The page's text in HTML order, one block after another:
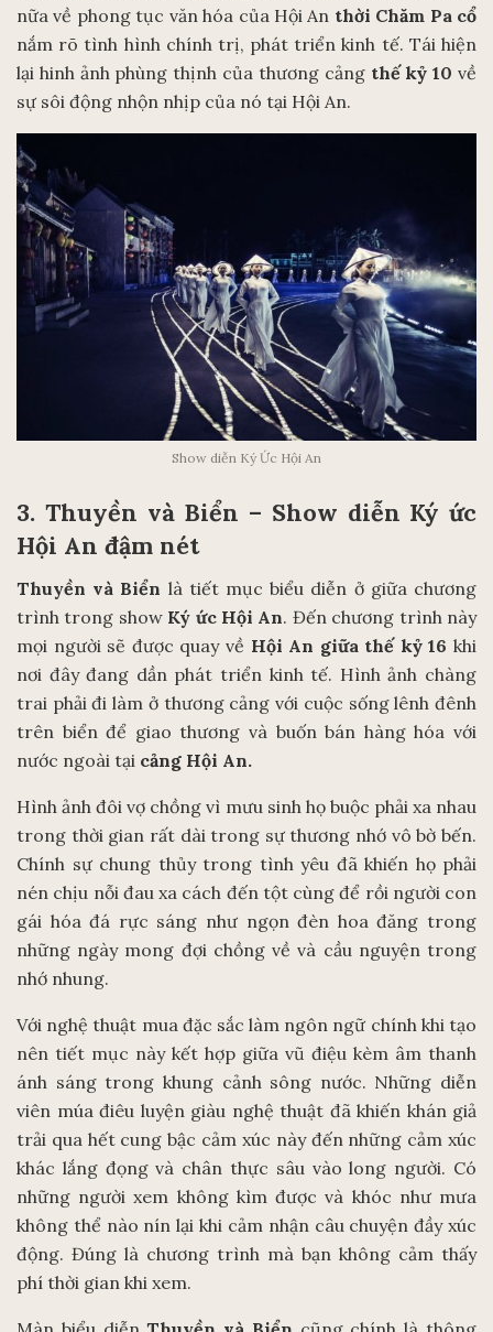
nữa về phong tục văn hóa của Hội An thời Chăm Pa cổ
nắm rõ tình hình chính trị, phát triển kinh tế. Tái hiện
lại hinh ảnh phùng thịnh của thương cảng thế kỷ 10 về
sự sôi động nhộn nhịp của nó tại Hội An.
Show diễn Ký Ức Hội An
3. Thuyền và Biển – Show diễn Ký ức
Hội An đậm nét
Thuyền và Biển là tiết mục biểu diễn ở giữa chương
trình trong show Ký ức Hội An. Đến chương trình này
mọi người sẽ được quay về Hội An giữa thế kỷ 16 khi
nơi đây đang dần phát triển kinh tế. Hình ảnh chàng
trai phải đi làm ở thương cảng với cuộc sống lênh đênh
trên biển để giao thương và buốn bán hàng hóa với
nước ngoài tại cảng Hội An.
Hình ảnh đôi vợ chồng vì mưu sinh họ buộc phải xa nhau
trong thời gian rất dài trong sự thương nhớ vô bờ bến.
Chính sự chung thủy trong tình yêu đã khiến họ phải
nén chịu nỗi đau xa cách đến tột cùng để rồi người con
gái hóa đá rực sáng như ngọn đèn hoa đăng trong
những ngày mong đợi chồng về và cầu nguyện trong
nhớ nhung.
Với nghệ thuật mua đặc sắc làm ngôn ngữ chính khi tạo
nên tiết mục này kết hợp giữa vũ điệu kèm âm thanh
ánh sáng trong khung cảnh sông nước. Những diễn
viên múa điêu luyện giàu nghệ thuật đã khiến khán giả
trải qua hết cung bậc cảm xúc này đến những cảm xúc
khác lắng đọng và chân thực sâu vào long người. Có
những người xem không kìm được và khóc như mưa
không thể nào nín lại khi cảm nhận câu chuyện đầy xúc
động. Đúng là chương trình mà bạn không cảm thấy
phí thời gian khi xem.